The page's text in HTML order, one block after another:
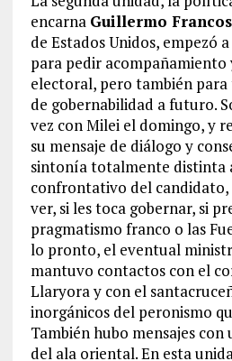
encarna Guillermo
de Estados Unidos, empezó
para pedir acompañamiento
electoral, pero también para
de gobernabilidad a futuro.
vez con Milei el domingo, y
su mensaje de diálogo y
sintonía totalmente distinta
confrontativo del candidato,
ver, si les toca gobernar, si
pragmatismo franco o las
lo pronto, el eventual
mantuvo contactos con el
Llaryora y con el
inorgánicos del peronismo
También hubo mensajes
del ala oriental. En esta